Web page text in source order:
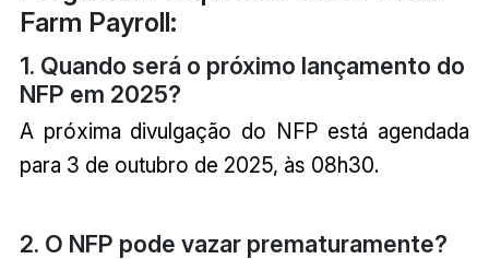
Farm Payroll:
1. Quando será o próximo lançamento do
NFP em 2025?
A próxima divulgação do NFP está agendada
para 3 de outubro de 2025, às 08h30.
2. O NFP pode vazar prematuramente?